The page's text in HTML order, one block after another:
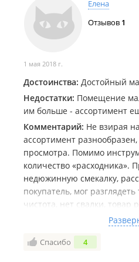
Елена
Отзывов 1
1 мая 2018 г.
Достоинства: Достойный
Недостатки: Помещение
им больше - ассортимент
Комментарий: Не взирая
ассортимент
просмотра. Помимо
количество «расходника».
недюжинную смекалку,
покупатель, мог
чистота, нет свалки, товар
присутствует
И это при том, что
мужчины! За прилавком
Спасибо 4